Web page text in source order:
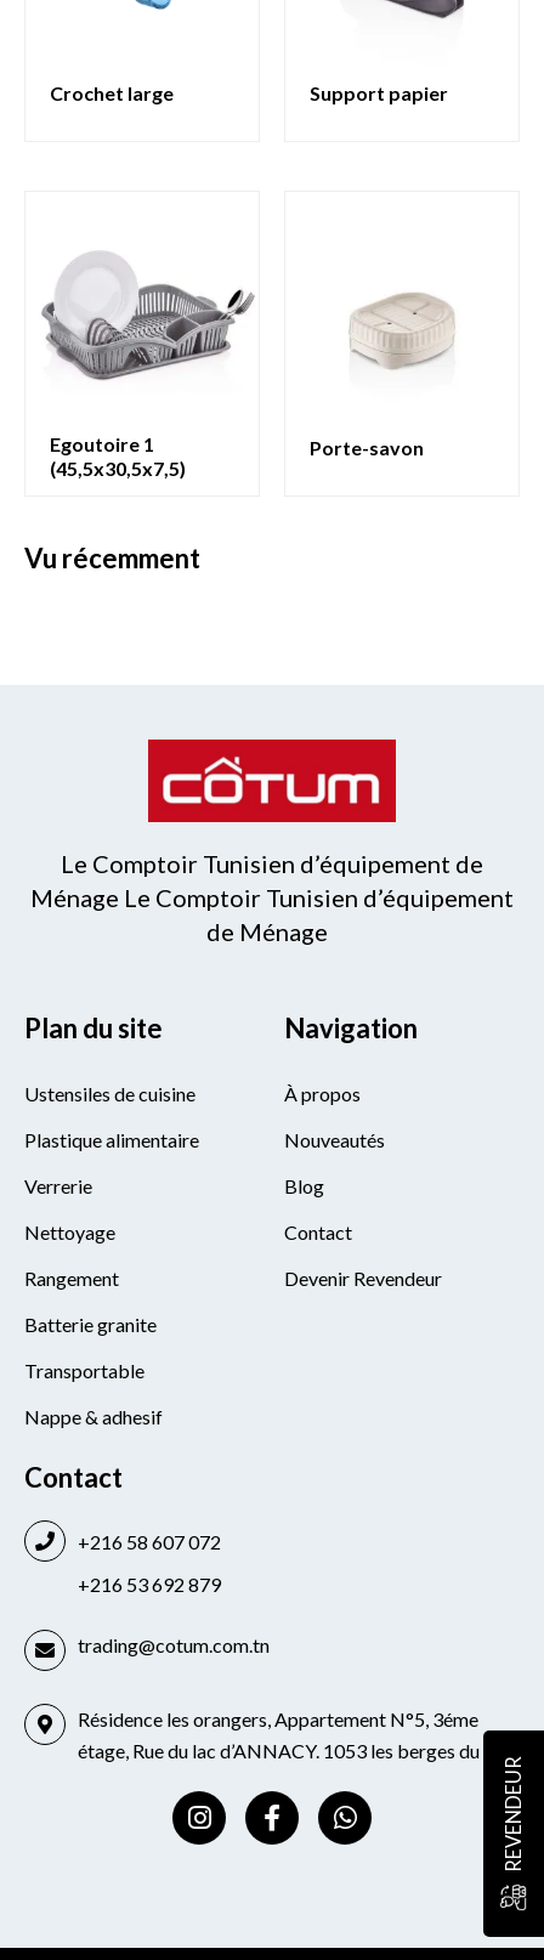
crochet large support papier
egoutoire 1
(45,5x30,5x7,5)
porte-savon
vu récemment
Le Comptoir Tunisien d’équipement de
Ménage Le Comptoir Tunisien d’équipement
de Ménage
Plan du site
Ustensiles de cuisine
Plastique alimentaire
Verrerie
Nettoyage
Rangement
Batterie granite
Transportable
Nappe & adhesif
Navigation
À propos
Nouveautés
Blog
Contact
Devenir Revendeur
Contact
+216 58 607 072
+216 53 692 879
trading@cotum.com.tn
Résidence les orangers, Appartement N°5, 3éme
étage, Rue du lac d’ANNACY. 1053 les berges du lac
I
n
F
a
W
h
REVENDEUR